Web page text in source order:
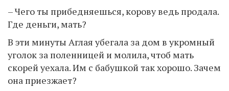
– Чего ты прибедняешься, корову ведь продала.
Где деньги, мать?
В эти минуты Аглая убегала за дом в укромный
уголок за поленницей и молила, чтоб мать
скорей уехала. Им с бабушкой так хорошо. Зачем
она приезжает?